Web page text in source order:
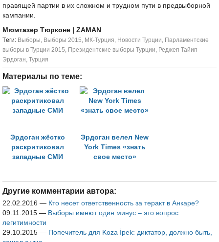
правящей партии в их сложном и трудном пути в предвыборной
кампании.
Мюмтазер Тюрконе
| ZAMAN
Tеги: Выборы, Выборы 2015, МК-Турция, Новости Турции, Парламентские
выборы в Турции 2015, Президентские выборы Турции, Реджеп Тайип
Эрдоган, Турция
Материалы по теме:
Эрдоган жёстко
раскритиковал
западные СМИ
Эрдоган велел New
York Times «знать
свое место»
Другие комментарии автора:
22.02.2016 — Кто несет ответственность за теракт в Анкаре?
09.11.2015 — Выборы имеют один минус – это вопрос
легитимности
29.10.2015 — Попечитель для Koza İpek: диктатор, должно быть,